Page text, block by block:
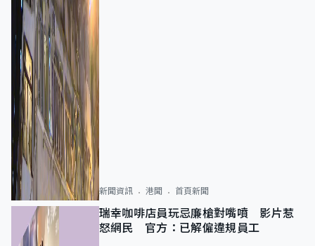
新聞資訊 港聞 首頁新聞
瑞幸咖啡店員玩忌廉槍對嘴噴 影片惹
怒網民 官方：已解僱違規員工